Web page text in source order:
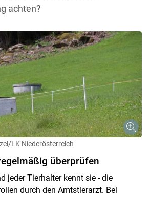
achten?
LK Niederösterreich
überprüfen
jeder Tierhalter kennt sie - die
durch den Amtstierarzt. Bei